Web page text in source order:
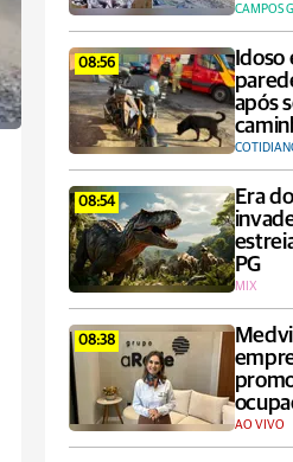
CAMPOS
08:56
Idoso
após
08:54
Era
PG
MIX
08:38
AO VIVO